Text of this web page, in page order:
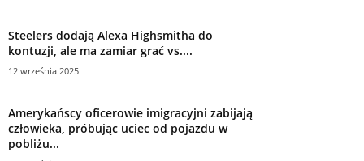
Steelers dodają Alexa Highsmitha do
kontuzji, ale ma zamiar grać vs....
12 września 2025
Amerykańscy oficerowie imigracyjni zabijają
człowieka, próbując uciec od pojazdu w
pobliżu...